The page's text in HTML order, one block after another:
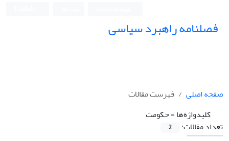
فصلنامه راهبرد سیاسی
صفحه اصلی
فهرست مقالات
کلیدواژه‌ها =حکومت
تعداد مقالات:
2